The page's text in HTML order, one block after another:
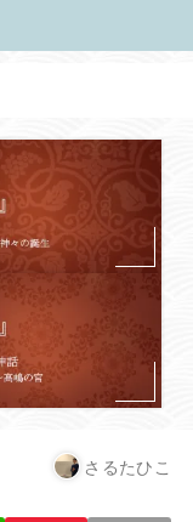
さるたひこ